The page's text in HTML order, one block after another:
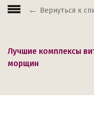
Вернуться к
Лучшие комплексы
морщин